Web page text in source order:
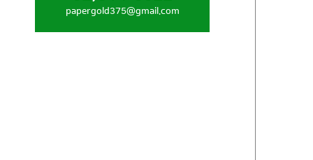
papergold375@gmail.com